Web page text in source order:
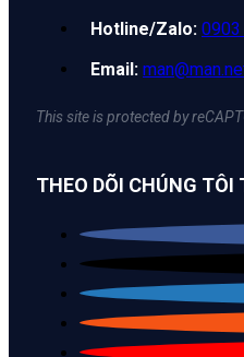
Hotline/Zalo: 0903
Email:
This site is protected by
THEO DÕI CHÚNG TÔI